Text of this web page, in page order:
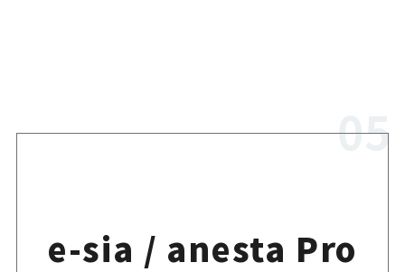
e-sia / anesta Pro